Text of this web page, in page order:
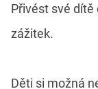
Přivést své
zážitek.
Děti si možná